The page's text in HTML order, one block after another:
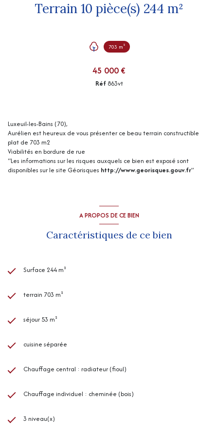
Terrain 10 pièce(s) 244 m²
703 m²
45 000 €
Réf 863vt
Luxeuil-les-Bains (70),
Aurélien est heureux de vous présenter ce beau terrain constructible
plat de 703 m2
Viabilités en bordure de rue
“Les informations sur les risques auxquels ce bien est exposé sont
disponibles sur le site Géorisques http://www.georisques.gouv.fr”
A PROPOS DE CE BIEN
Caractéristiques de ce bien
Surface 244 m²
terrain 703 m²
séjour 53 m²
cuisine séparée
Chauffage central : radiateur (fioul)
Chauffage individuel : cheminée (bois)
3 niveau(x)